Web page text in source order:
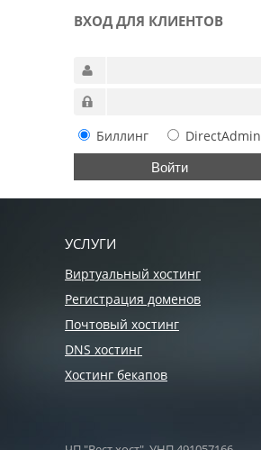
ВХОД ДЛЯ КЛИЕНТОВ
Биллинг DirectAdmin
УСЛУГИ
Виртуальный хостинг
Регистрация доменов
Почтовый хостинг
DNS хостинг
Хостинг бекапов